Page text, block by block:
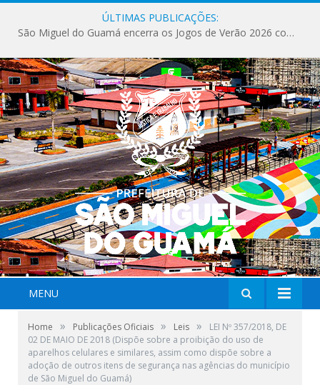
ÚLTIMAS PUBLICAÇÕES:
São Miguel do Guamá encerra os Jogos de Verão 2026 com sucesso de público e competições.
MENU
Home » Publicações Oficiais » Leis »
LEI Nº 357/2018, DE
02 DE MAIO DE 2018 (Dispõe sobre a proibição do uso de
aparelhos celulares e similares, assim como dispõe sobre a
adoção de outros itens de segurança nas agências do município
de São Miguel do Guamá)